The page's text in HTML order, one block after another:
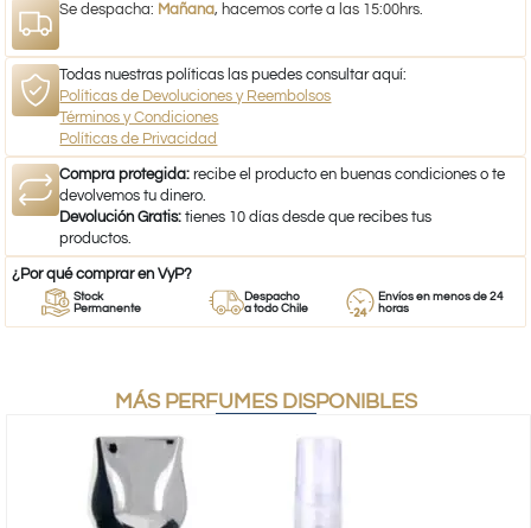
Se despacha: Mañana, hacemos corte a las 15:00hrs.
Todas nuestras políticas las puedes consultar aquí:
Políticas de Devoluciones y Reembolsos
Términos y Condiciones
Políticas de Privacidad
Compra protegida: recibe el producto en buenas condiciones o te
devolvemos tu dinero.
Devolución Gratis: tienes 10 días desde que recibes tus
productos.
¿Por qué comprar en VyP?
Stock
Permanente
Despacho
a todo Chile
Envíos en menos de 24
horas
MÁS PERFUMES DISPONIBLES